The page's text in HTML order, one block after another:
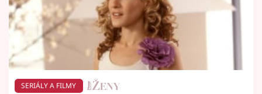
SERIÁLY A FILMY